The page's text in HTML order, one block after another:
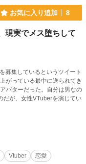
お気に入り追加 8
現実でメス堕ちして
募集しているというツイート
がっている最中に送られてき
バターだった。自分は男なの
が、女性VTuberを演じてい
Vtuber
恋愛